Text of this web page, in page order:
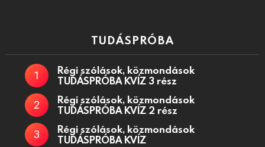
TUDÁSPRÓBA
Régi szólások, közmondások
TUDÁSPRÓBA KVÍZ 3 rész
Régi szólások, közmondások
TUDÁSPRÓBA KVÍZ 2 rész
Régi szólások, közmondások
TUDÁSPRÓBA KVÍZ